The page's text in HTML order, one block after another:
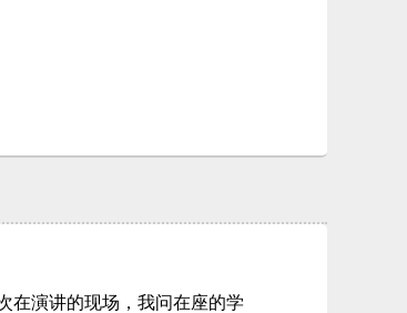
在演讲的现场，我问在座的学